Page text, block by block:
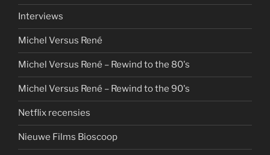
Interviews
Michel Versus René
Michel Versus René – Rewind to the 80's
Michel Versus René – Rewind to the 90's
Netflix recensies
Nieuwe Films Bioscoop